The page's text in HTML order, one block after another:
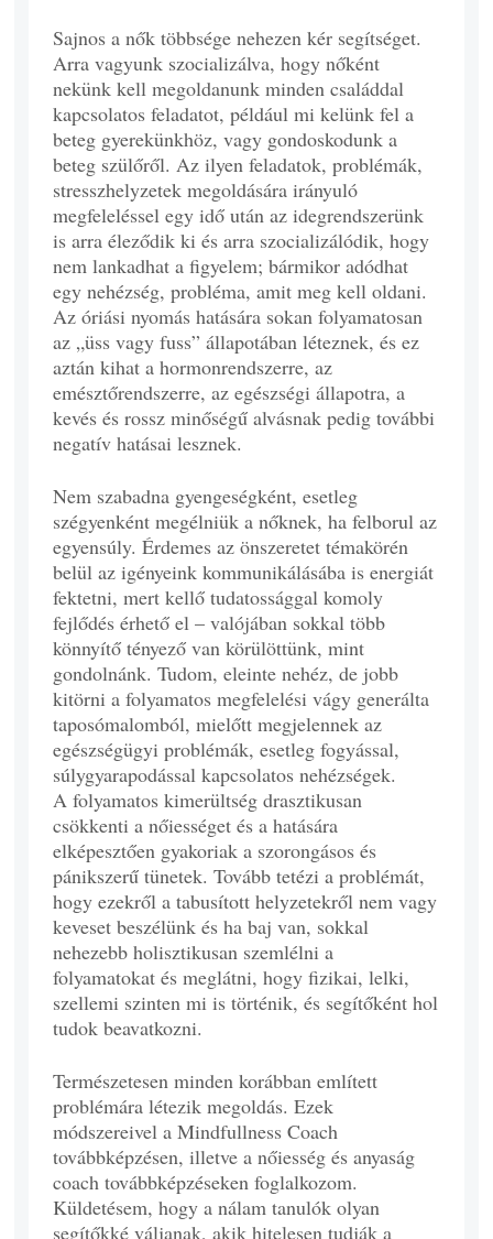
Sajnos a nők többsége nehezen kér segítséget.
Arra vagyunk szocializálva, hogy nőként
nekünk kell megoldanunk minden családdal
kapcsolatos feladatot, például mi kelünk fel a
beteg gyerekünkhöz, vagy gondoskodunk a
beteg szülőről. Az ilyen feladatok, problémák,
stresszhelyzetek megoldására irányuló
megfeleléssel egy idő után az idegrendszerünk
is arra éleződik ki és arra szocializálódik, hogy
nem lankadhat a figyelem; bármikor adódhat
egy nehézség, probléma, amit meg kell oldani.
Az óriási nyomás hatására sokan folyamatosan
az „üss vagy fuss” állapotában léteznek, és ez
aztán kihat a hormonrendszerre, az
emésztőrendszerre, az egészségi állapotra, a
kevés és rossz minőségű alvásnak pedig további
negatív hatásai lesznek.
Nem szabadna gyengeségként, esetleg
szégyenként megélniük a nőknek, ha felborul az
egyensúly. Érdemes az önszeretet témakörén
belül az igényeink kommunikálásába is energiát
fektetni, mert kellő tudatossággal komoly
fejlődés érhető el – valójában sokkal több
könnyítő tényező van körülöttünk, mint
gondolnánk. Tudom, eleinte nehéz, de jobb
kitörni a folyamatos megfelelési vágy generálta
taposómalomból, mielőtt megjelennek az
egészségügyi problémák, esetleg fogyással,
súlygyarapodással kapcsolatos nehézségek.
A folyamatos kimerültség drasztikusan
csökkenti a nőiességet és a hatására
elképesztően gyakoriak a szorongásos és
pánikszerű tünetek. Tovább tetézi a problémát,
hogy ezekről a tabusított helyzetekről nem vagy
keveset beszélünk és ha baj van, sokkal
nehezebb holisztikusan szemlélni a
folyamatokat és meglátni, hogy fizikai, lelki,
szellemi szinten mi is történik, és segítőként hol
tudok beavatkozni.
Természetesen minden korábban említett
problémára létezik megoldás. Ezek
módszereivel a Mindfullness Coach
továbbképzésen, illetve a nőiesség és anyaság
coach továbbképzéseken foglalkozom.
Küldetésem, hogy a nálam tanulók olyan
segítőkké váljanak, akik hitelesen tudják a